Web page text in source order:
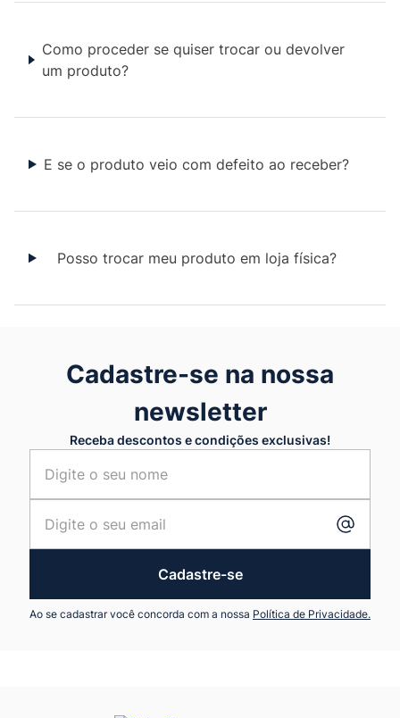
Como proceder se quiser trocar ou devolver
um produto?
E se o produto veio com defeito ao receber?
Posso trocar meu produto em loja física?
Cadastre-se na nossa
newsletter
Receba descontos e condições exclusivas!
Cadastre-se
Ao se cadastrar você concorda com a nossa Política de Privacidade.